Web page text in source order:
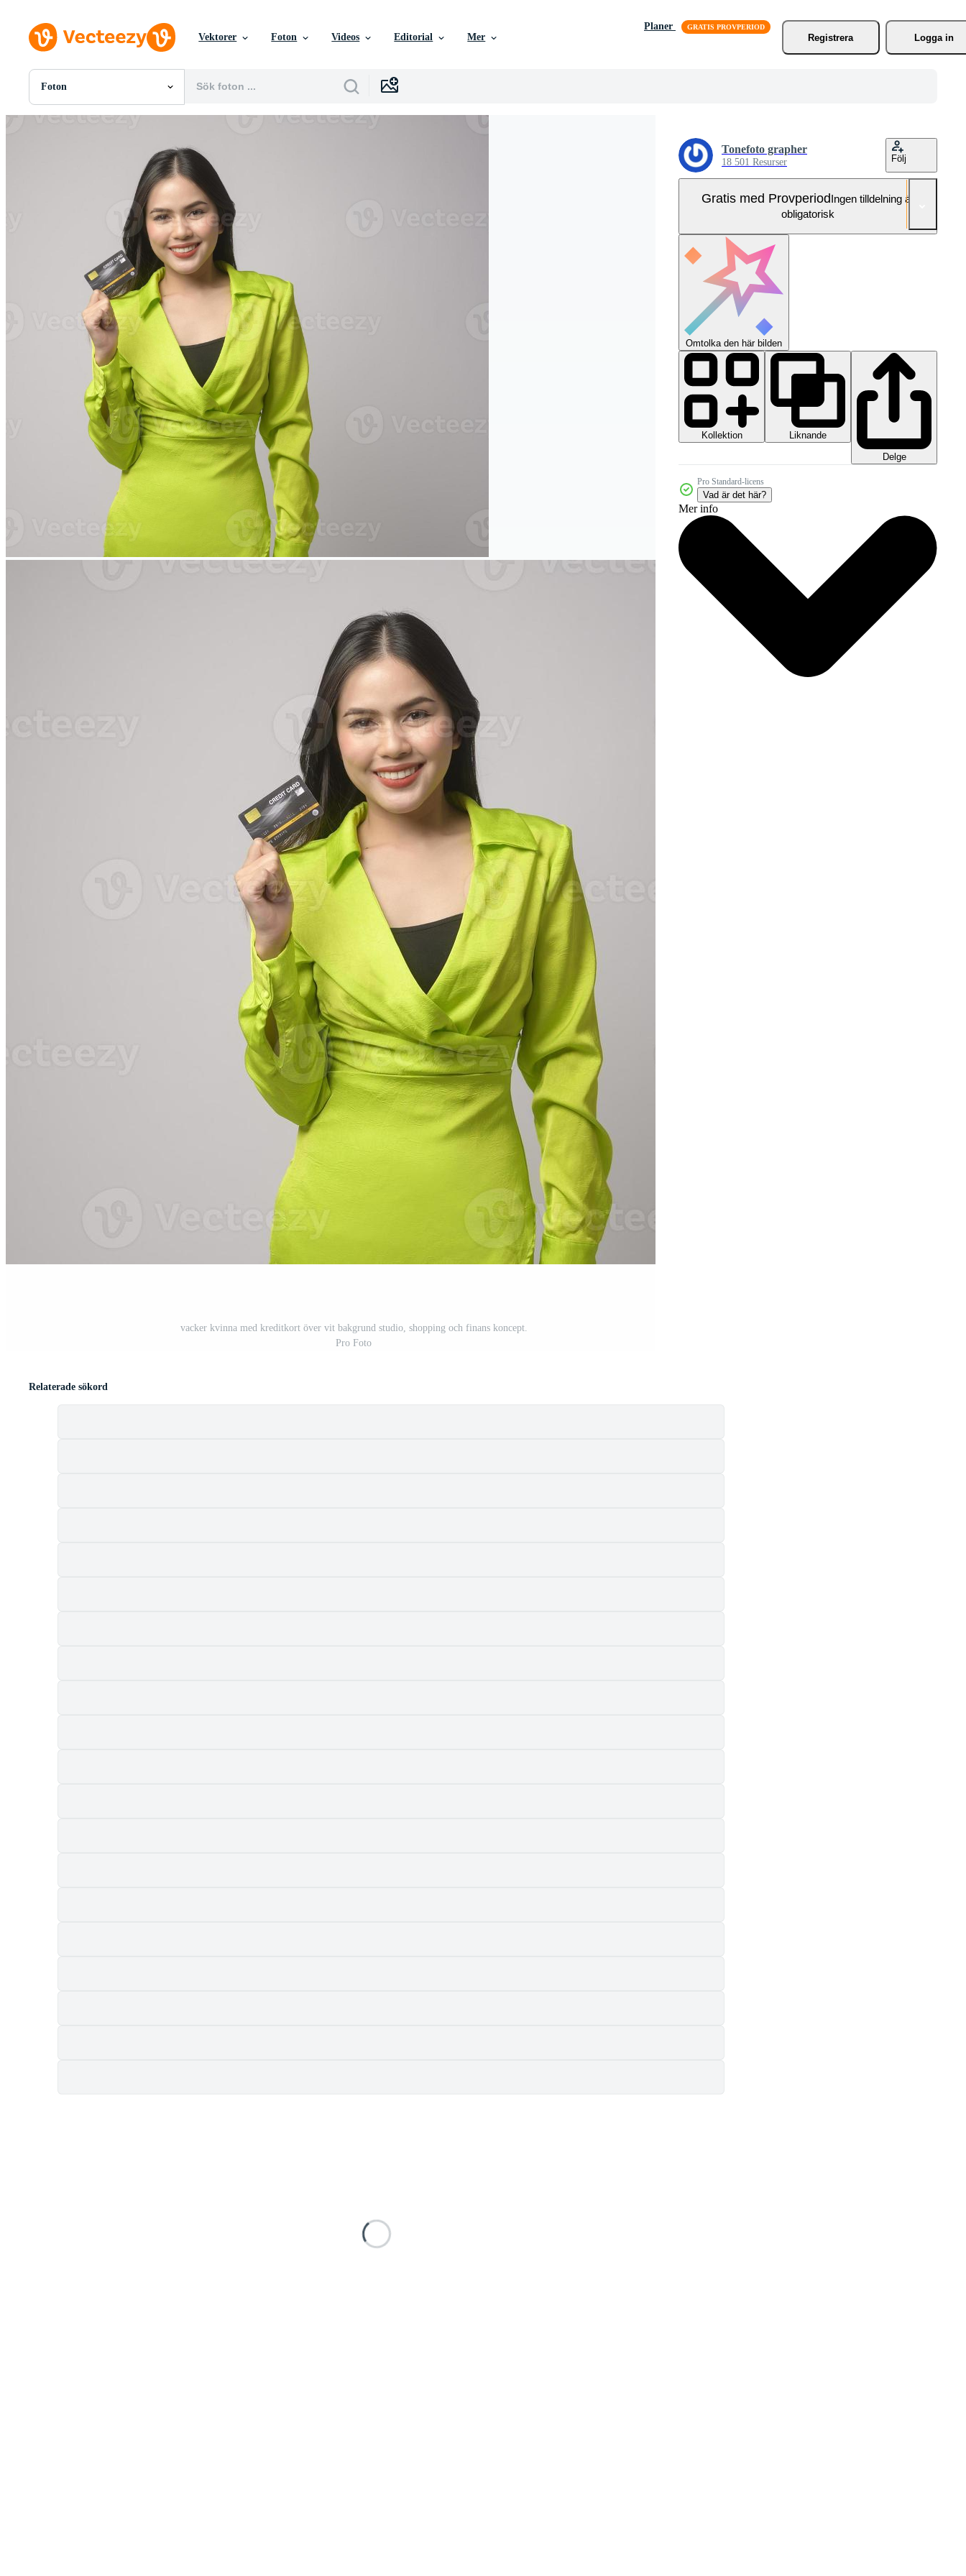
Vektorer Foton Videos Editorial Mer
Planer
Registrera
Logga in
Foton
Alla Bilder
Redaktionella Bilder
Redaktionella Evenemang
vacker kvinna med kreditkort över vit bakgrund studio, shopping och finans koncept.
Pro Foto
Tonefoto grapher
18 501 Resurser Följ
Gratis med ProvperiodIngen tilldelning är
obligatorisk
Omtolka den här bilden
Kollektion
Liknande
Delge
Pro Standard-licens
Vad är det här?
Mer info
Relaterade sökord